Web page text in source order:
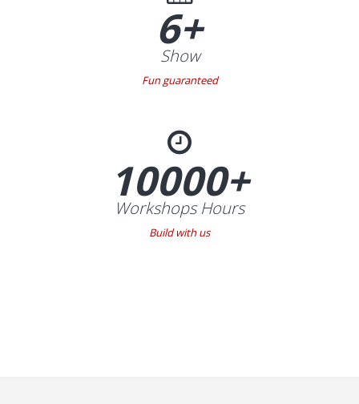
6+
Show
Fun guaranteed
10000+
Workshops Hours
Build with us